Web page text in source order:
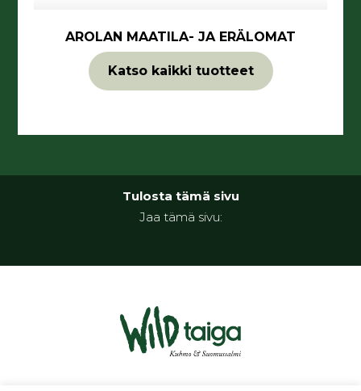
AROLAN MAATILA- JA ERÄLOMAT
Katso kaikki tuotteet
Tulosta tämä sivu
Jaa tämä sivu: